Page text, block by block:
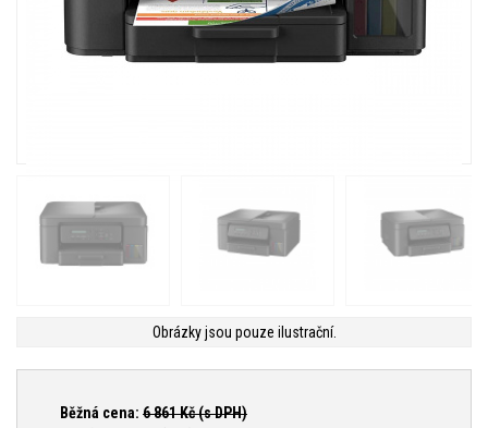
Obrázky jsou pouze ilustrační.
Běžná cena: 6 861Kč (s DPH)